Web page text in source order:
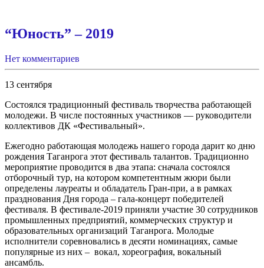
“Юность” – 2019
Нет комментариев
13 сентября
Состоялся традиционный фестиваль творчества работающей
молодежи. В числе постоянных участников — руководители
коллективов ДК «Фестивальный».
Ежегодно работающая молодежь нашего города дарит ко дню
рождения Таганрога этот фестиваль талантов. Традиционно
мероприятие проводится в два этапа: сначала состоялся
отборочный тур, на котором компетентным жюри были
определены лауреаты и обладатель Гран-при, а в рамках
празднования Дня города – гала-концерт победителей
фестиваля. В фестивале-2019 приняли участие 30 сотрудников
промышленных предприятий, коммерческих структур и
образовательных организаций Таганрога. Молодые
исполнители соревновались в десяти номинациях, самые
популярные из них – вокал, хореография, вокальный
ансамбль.